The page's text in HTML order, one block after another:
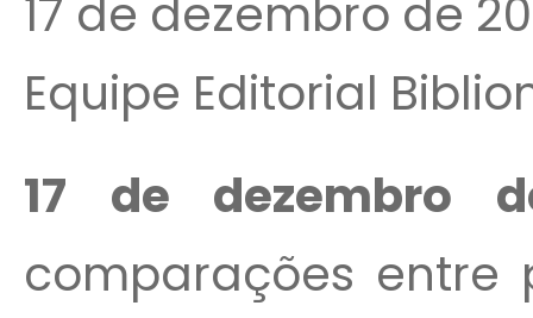
17 de dezembro de
Equipe Editorial
17 de dezembro
comparações entre